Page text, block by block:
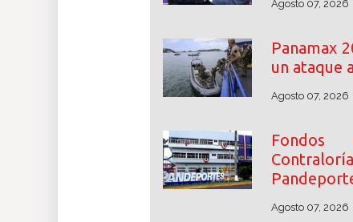
Agosto 07, 2026
Panamax
un ataque
Agosto 07, 2026
Fondos
Agosto 07, 2026